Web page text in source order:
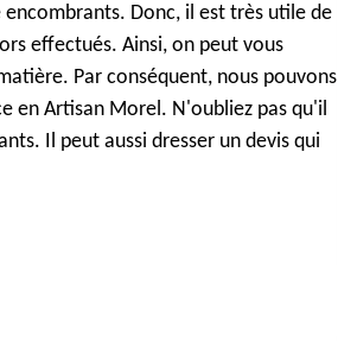
Donc, il est très utile de
effectués. Ainsi, on peut vous
Par conséquent, nous pouvons
en Artisan Morel. N'oubliez pas qu'il
Il peut aussi dresser un devis qui